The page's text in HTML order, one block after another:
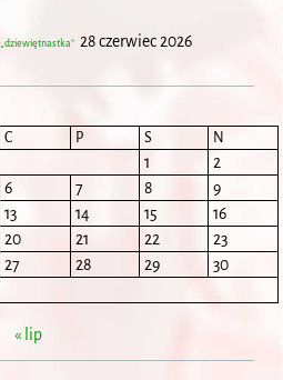
„dziewiętnastka” 28 czerwiec 2026
C P S N
1
2
6 7 8
9
13 14 15
16
20 21 22
23
27 28 29
30
« lip